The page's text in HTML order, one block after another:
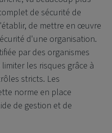
de sécurité de
de mettre en œuvre
d'une organisation.
par des organismes
les risques grâce à
stricts. Les
norme en place
de gestion et de